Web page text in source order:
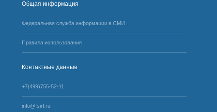
Общая информация
Федеральная служба информации в СМИ
Правила использования
Контактные данные
+7(499)755-52-11
info@fsirf.ru